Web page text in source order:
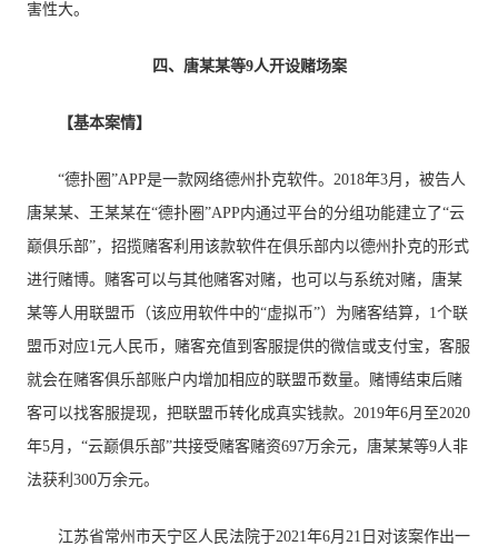
害性大。
四、唐某某等9人开设赌场案
【基本案情】
“德扑圈”APP是一款网络德州扑克软件。2018年3月，被告人
唐某某、王某某在“德扑圈”APP内通过平台的分组功能建立了“云
巅俱乐部”，招揽赌客利用该款软件在俱乐部内以德州扑克的形式
进行赌博。赌客可以与其他赌客对赌，也可以与系统对赌，唐某
某等人用联盟币（该应用软件中的“虚拟币”）为赌客结算，1个联
盟币对应1元人民币，赌客充值到客服提供的微信或支付宝，客服
就会在赌客俱乐部账户内增加相应的联盟币数量。赌博结束后赌
客可以找客服提现，把联盟币转化成真实钱款。2019年6月至2020
年5月，“云巅俱乐部”共接受赌客赌资697万余元，唐某某等9人非
法获利300万余元。
江苏省常州市天宁区人民法院于2021年6月21日对该案作出一